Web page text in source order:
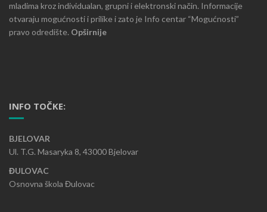
mladima kroz individualan, grupni i elektronski način. Informacije
otvaraju mogućnosti i prilike i zato je Info centar “Mogućnosti”
pravo odredište. Opširnije
INFO TOČKE:
BJELOVAR
Ul. T.G. Masaryka 8, 43000 Bjelovar
ĐULOVAC
Osnovna škola Đulovac